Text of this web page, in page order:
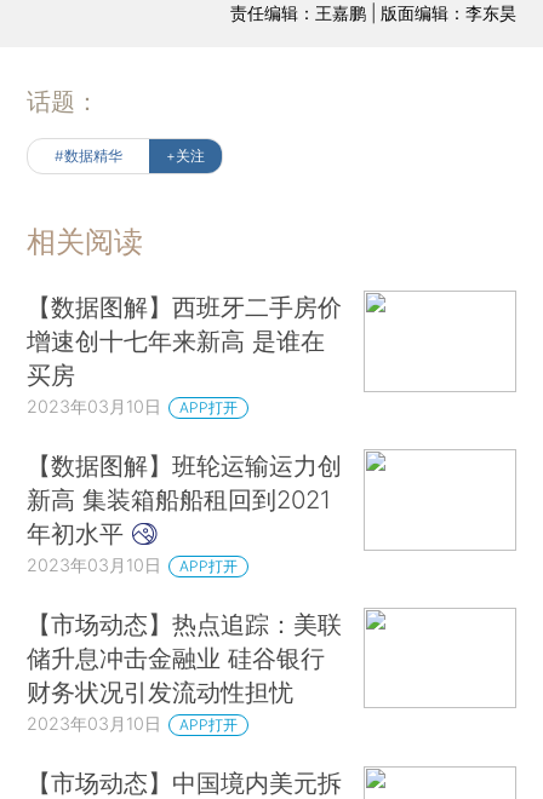
责任编辑：王嘉鹏 | 版面编辑：李东昊
话题：
#数据精华 +关注
相关阅读
【数据图解】西班牙二手房价
增速创十七年来新高 是谁在
买房
2023年03月10日 APP打开
【数据图解】班轮运输运力创
新高 集装箱船船租回到2021
年初水平
2023年03月10日 APP打开
【市场动态】热点追踪：美联
储升息冲击金融业 硅谷银行
财务状况引发流动性担忧
2023年03月10日 APP打开
【市场动态】中国境内美元拆